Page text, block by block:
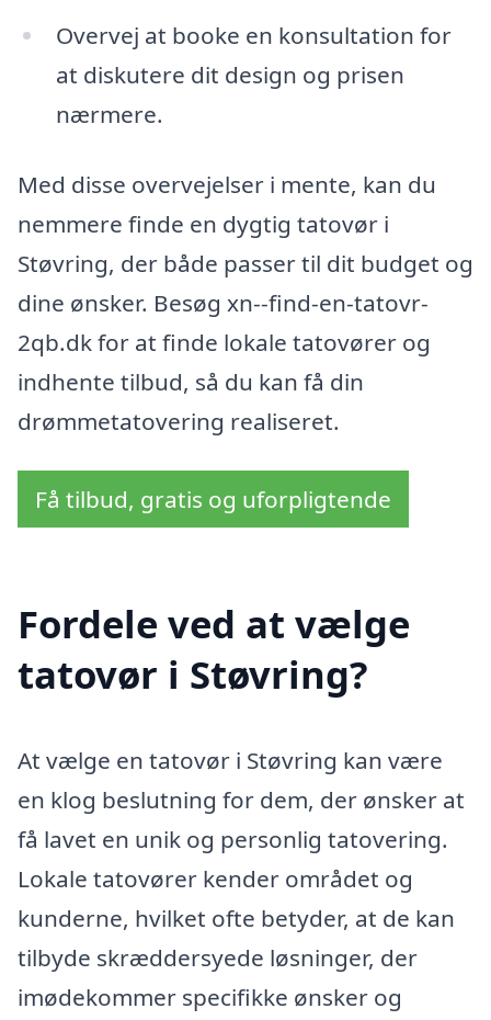
Overvej at booke en konsultation for
at diskutere dit design og prisen
nærmere.
Med disse overvejelser i mente, kan du
nemmere finde en dygtig tatovør i
Støvring, der både passer til dit budget og
dine ønsker. Besøg xn--find-en-tatovr-
2qb.dk for at finde lokale tatovører og
indhente tilbud, så du kan få din
drømmetatovering realiseret.
Få tilbud, gratis og uforpligtende
Fordele ved at vælge
tatovør i Støvring?
At vælge en tatovør i Støvring kan være
en klog beslutning for dem, der ønsker at
få lavet en unik og personlig tatovering.
Lokale tatovører kender området og
kunderne, hvilket ofte betyder, at de kan
tilbyde skræddersyede løsninger, der
imødekommer specifikke ønsker og